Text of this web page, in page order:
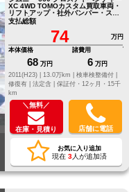
XC 4WD TOMOカスタム買取車両・
リフトアップ・社外バンパー・スキ
ッドプレート・社外アルミ・
支払総額
74
万円
本体価格
68 万円
諸費用
6 万円
2011(H23) |
13.0万km |
検車検整備付 |
修復有 | 法定含 | 保証付・12ヶ月・15千
km
＼無料／
在庫・見積り 店舗に電話
お気に入り追加
現在 3人が追加済